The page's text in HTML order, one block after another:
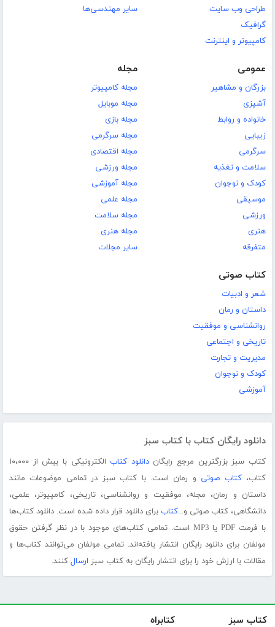
طراحی وب سایت
گرافیک
کامپیوتر و اینترنت
سایر مهندسی‌ها
عمومی
بزرگان و مشاهیر
آشپزی
خانواده و روابط
زیبایی
سرگرمی
سلامت و تغذیه
کودک و نوجوان
موسیقی
ورزشی
هنری
متفرقه
مجله
مجله کامپیوتر
مجله موبایل
مجله بازی
مجله سرگرمی
مجله اقتصادی
مجله ورزشی
مجله آموزشی
مجله علمی
مجله سلامت
مجله هنری
سایر مجلات
کتاب صوتی
شعر و ادبیات
داستان و رمان
روانشناسی و موفقیت
تاریخی و اجتماعی
مدیریت و تجارت
کودک و نوجوان
آموزشی
دانلود رایگان کتاب با کتاب سبز
کتاب سبز بزرگترین مرجع رایگاندانلود کتاب
الکترونیکی با بیش از ۱۰،۰۰۰
کتاب،کتاب صوتی و رمان است. با کتاب سبز در تمامی موضوعات مانند
داستان و رمان، مجله، موفقیت و روانشناسی، تاریخی، کامپیوتر، علمی،
دانشگاهی، کتاب صوتی و...کتاب برای دانلود قرار داده شده است. دانلود کتاب‌ها
با فرمت PDF یا MP3 است. تمامی کتاب‌های موجود با در نظر گرفتن حقوق
مولفان برای دانلود رایگان انتشار یافته‌اند. تمامی مولفان می‌توانند کتاب‌ها و
مقالات با ارزش خود را برای انتشار رایگان به کتاب سبز ارسال کنند.
کتاب سبز کتابراه